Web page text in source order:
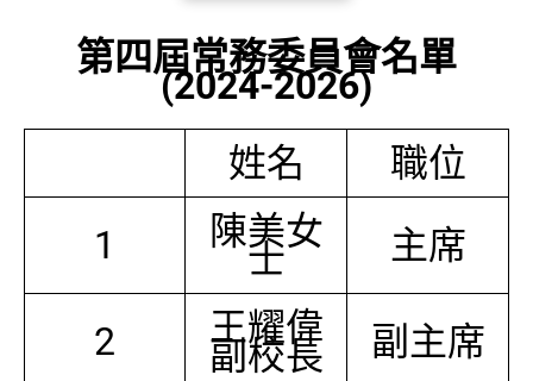
第四屆常務委員會名單
(2024-2026)
姓名
職位
1
陳美女
士 主席
2 王耀偉
副校長 副主席